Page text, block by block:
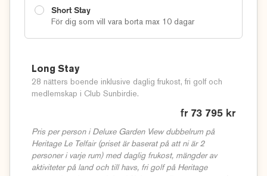
både på land och till sjöss. Kontakta oss gärna på 08-458 00
00 för tips och inspiration.
boenden och golfbanor och tveka inte att kontakta oss på
08-458 00 00ellerinfo@sunbirdie.com
frågor eller funderingar – eller bara vill prata golf. Du kan även
göra enoffertförfrågan online här på hemsidan.
Läs mer omLong Stay Golfresor med Sunbirdie (4 veckor
eller mer)
Short Stay
För dig som vill vara borta max 10 dagar
Long Stay
28 nätters boende inklusive daglig frukost, fri golf och
medlemskap i Club Sunbirdie.
fr 73 795 kr
Pris per person i Deluxe Garden View dubbelrum på
Heritage Le Telfair (priset är baserat på att ni är 2
personer i varje rum) med daglig frukost, mängder av
aktiviteter på land och till havs, fri golf på Heritage